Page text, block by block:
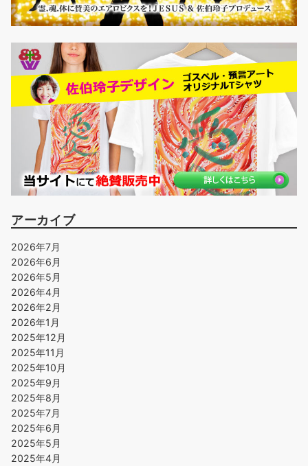
アーカイブ
2026年7月
2026年6月
2026年5月
2026年4月
2026年2月
2026年1月
2025年12月
2025年11月
2025年10月
2025年9月
2025年8月
2025年7月
2025年6月
2025年5月
2025年4月